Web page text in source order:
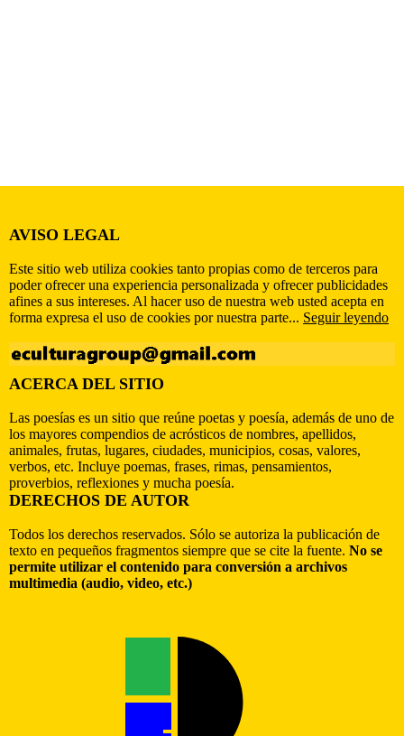
AVISO LEGAL
Este sitio web utiliza cookies tanto propias como de terceros para
poder ofrecer una experiencia personalizada y ofrecer publicidades
afines a sus intereses. Al hacer uso de nuestra web usted acepta en
forma expresa el uso de cookies por nuestra parte... Seguir leyendo
ACERCA DEL SITIO
Las poesías es un sitio que reúne poetas y poesía, además de uno de
los mayores compendios de acrósticos de nombres, apellidos,
animales, frutas, lugares, ciudades, municipios, cosas, valores,
verbos, etc. Incluye poemas, frases, rimas, pensamientos,
proverbios, reflexiones y mucha poesía.
DERECHOS DE AUTOR
Todos los derechos reservados. Sólo se autoriza la publicación de
texto en pequeños fragmentos siempre que se cite la fuente. No se
permite utilizar el contenido para conversión a archivos
multimedia (audio, video, etc.)